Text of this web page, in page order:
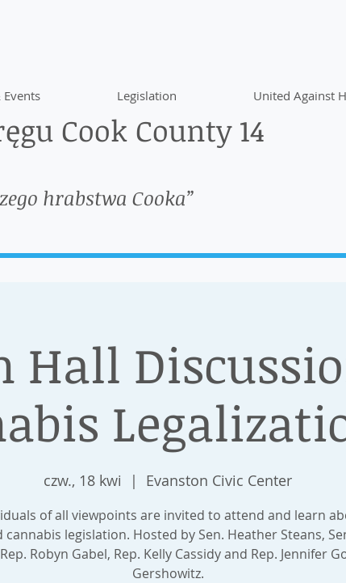
Events Legislation United Against
Cook County 14
hrabstwa Cooka”
Hall
czw., 18 kwi
  |
Evanston Civic Center
of all viewpoints are invited to attend and learn
legislation. Hosted by Sen. Heather Steans,
Robyn Gabel, Rep. Kelly Cassidy and Rep. Jennifer
Gershowitz.